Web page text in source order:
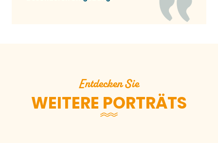
Entdecken Sie
WEITERE PORTRÄTS